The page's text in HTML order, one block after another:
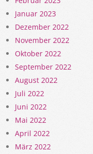
Januar 2023
Dezember 2022
November 2022
Oktober 2022
September 2022
August 2022
Juli 2022
Juni 2022
Mai 2022
April 2022
März 2022